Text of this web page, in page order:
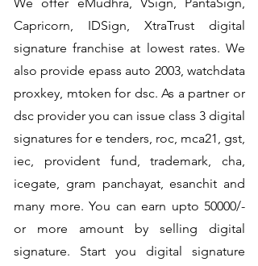
Capricorn, IDSign, XtraTrust digital
signature franchise at lowest rates. We
also provide epass auto 2003, watchdata
proxkey, mtoken for dsc. As a partner or
dsc provider you can issue class 3 digital
signatures for e tenders, roc, mca21, gst,
iec, provident fund, trademark, cha,
icegate, gram panchayat, esanchit and
many more. You can earn upto 50000/-
or more amount by selling digital
signature. Start you digital signature